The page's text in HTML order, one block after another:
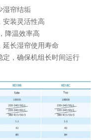
帘结垢
装灵活性高
温效率高
长湿帘使用寿命
，确保机组长时间运行